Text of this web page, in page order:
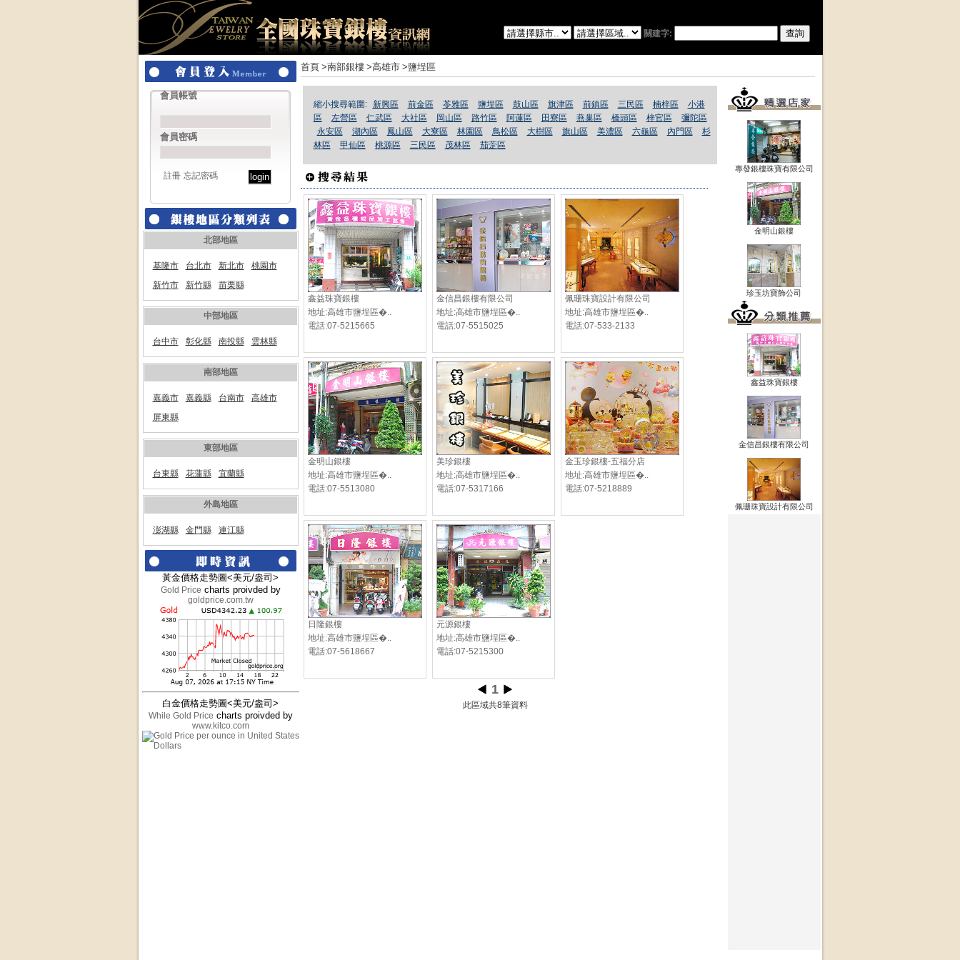
關建字:
會員帳號
會員密碼
註冊 忘記密碼
北部地區
基隆市 台北市 新北市
桃園市
新竹市
新竹縣 苗栗縣
中部地區
台中市 彰化縣 南投縣 雲林縣
南部地區
嘉義市 嘉義縣 台南市
高雄市
屏東縣
東部地區
台東縣 花蓮縣 宜蘭縣
外島地區
澎湖縣 金門縣 連江縣
黃金價格走勢圖<美元/盎司>
Gold Price charts proivded by
goldprice.com.tw
白金價格走勢圖<美元/盎司>
While Gold Price charts proivded by
www.kitco.com
首頁 >南部銀樓 >高雄市 >鹽埕區
專發銀樓珠寶有限公司
金明山銀樓
珍玉坊寶飾公司
鑫益珠寶銀樓
金信昌銀樓有限公司
佩珊珠寶設計有限公司
縮小搜尋範圍: 新興區 前金區 苓雅區 鹽埕區 鼓山區 旗津區 前鎮區 三民區 楠梓區
小港
區
左營區 仁武區 大社區 岡山區 路竹區 阿蓮區 田寮區 燕巢區 橋頭區 梓官區
彌陀區
永安區
湖內區 鳳山區 大寮區 林園區 鳥松區 大樹區 旗山區 美濃區 六龜區 內門區
杉
林區
甲仙區 桃源區 三民區 茂林區 茄萣區
鑫益珠寶銀樓
地址:高雄市鹽埕區�..
電話:07-5215665
金信昌銀樓有限公司
地址:高雄市鹽埕區�..
電話:07-5515025
佩珊珠寶設計有限公司
地址:高雄市鹽埕區�..
電話:07-533-2133
金明山銀樓
地址:高雄市鹽埕區�..
電話:07-5513080
美珍銀樓
地址:高雄市鹽埕區�..
電話:07-5317166
金玉珍銀樓-五福分店
地址:高雄市鹽埕區�..
電話:07-5218889
日隆銀樓
地址:高雄市鹽埕區�..
電話:07-5618667
元源銀樓
地址:高雄市鹽埕區�..
電話:07-5215300
1
此區域共8筆資料